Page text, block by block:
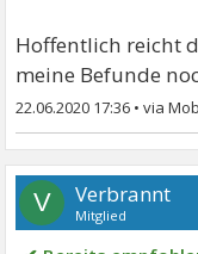
Hoffentlich reicht
meine Befunde
22.06.2020 17:36 •
V Verbrannt
Mitglied